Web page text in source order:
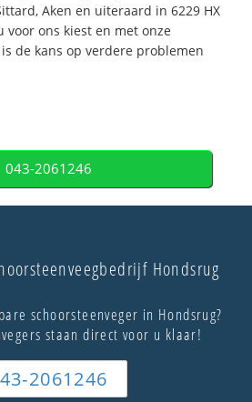
Aken en uiteraard in 6229 HX
voor ons kiest en met onze
de kans op verdere problemen
043-2061246
Hondsrug
schoorsteenveger in Hondsrug?
staan direct voor u klaar!
2061246